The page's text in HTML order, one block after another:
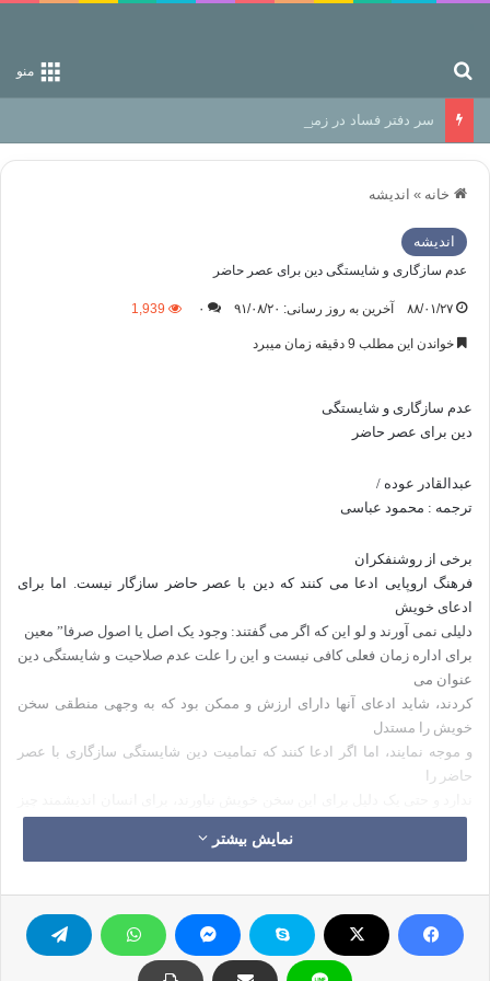
منو
سر دفتر فساد در زمین‌، دوری وکناره‌گیری از راه خداست‌!
خانه » اندیشه
اندیشه
عدم سازگاری و شایستگی دین برای عصر حاضر
۸۸/۰۱/۲۷ آخرین به روز رسانی: ۹۱/۰۸/۲۰ ۰ 1,939
خواندن این مطلب 9 دقیقه زمان میبرد
عدم سازگاری و شایستگی
دین برای عصر حاضر
عبدالقادر عوده /
ترجمه : محمود عباسی
برخی از روشنفکران
فرهنگ اروپایی ادعا می کنند که دین با عصر حاضر سازگار نیست. اما برای
ادعای خویش
دلیلی نمی آورند و لو این که اگر می گفتند: وجود یک اصل یا اصول صرفا” معین
برای اداره زمان فعلی کافی نیست و این را علت عدم صلاحیت و شایستگی دین
عنوان می
کردند، شاید ادعای آنها دارای ارزش و ممکن بود که به وجهی منطقی سخن
خویش را مستدل
و موجه نمایند، اما اگر ادعا کنند که تمامیت دین شایستگی سازگاری با عصر
حاضر را
عجیبی
علاوه بر این اگر
بدانیم که اینها در حالی به بیان این ادعا می پردازند که ناآگاه ترین افراد نسبت
به دین می باشند مجاز هستیم که بگوییم: این ادعای اینها مبتنی بر نادانی و
نمایش بیشتر